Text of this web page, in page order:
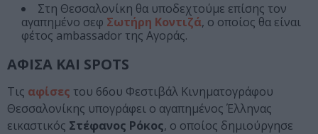
Στη Θεσσαλονίκη θα υποδεχτούμε επίσης τον
αγαπημένο σεφ Σωτήρη Κοντιζά, ο οποίος θα είναι
φέτος ambassador της Αγοράς.
ΑΦΙΣΑ ΚΑΙ SPOTS
Τις αφίσες του 66ου Φεστιβάλ Κινηματογράφου
Θεσσαλονίκης υπογράφει ο αγαπημένος Έλληνας
εικαστικός Στέφανος Ρόκος, ο οποίος δημιούργησε